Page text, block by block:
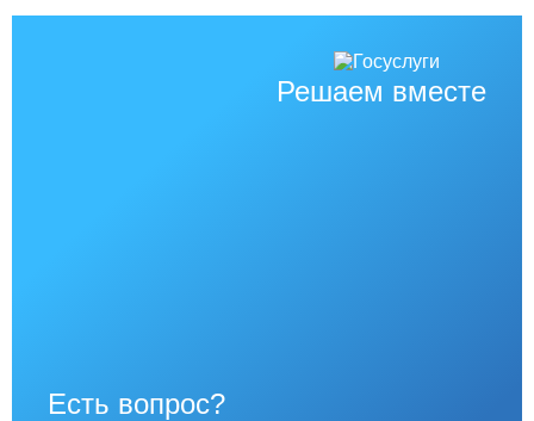
Решаем вместе
Есть вопрос?